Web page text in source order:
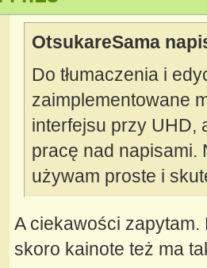
OtsukareSama
Do tłumaczenia i
zaimplementowane
interfejsu przy UHD,
pracę nad napisami.
używam proste i
A ciekawości
skoro kainote też ma